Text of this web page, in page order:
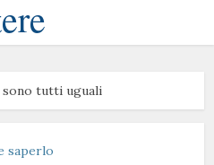
sono tutti uguali
saperlo